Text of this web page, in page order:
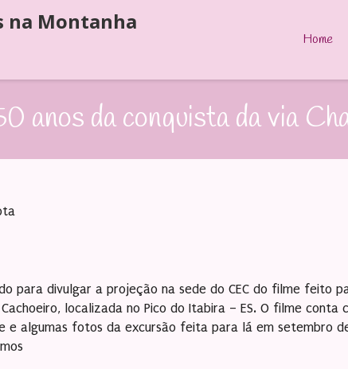
Home
anos da conquista da via
para divulgar a projeção na sede do CEC do filme feito
localizada no Pico do Itabira – ES. O filme conta
e algumas fotos da excursão feita para lá em setembro